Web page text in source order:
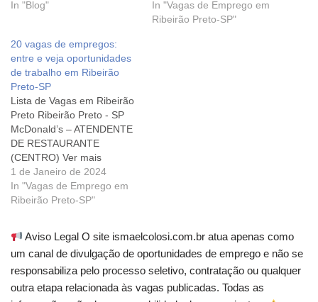
Presencial Período Integral
SP Híbrido Período Integral
1 Vaga Efetivo – CLT 05 abr
Pentester Ribeirão Preto…
In "Blog"
VIGILANTE Ver mais
Ribeirão Preto - SP
In "Vagas de Emprego em
Ribeirão Preto-SP"
20 vagas de empregos:
entre e veja oportunidades
de trabalho em Ribeirão
Preto-SP
Lista de Vagas em Ribeirão
Preto Ribeirão Preto - SP
McDonald’s – ATENDENTE
DE RESTAURANTE
(CENTRO) Ver mais
Ribeirão Preto - SP
Kalunga: Auxiliar de Loja –
Novo Shopping Ver mais
Shopping Ver mais Ribeirão
Preto - SP Consultor
Pedagógico Ver mais…
1 de Janeiro de 2024
In "Vagas de Emprego em
Ribeirão Preto-SP"
Aviso Legal O site ismaelcolosi.com.br atua apenas como
um canal de divulgação de oportunidades de emprego e não se
responsabiliza pelo processo seletivo, contratação ou qualquer
outra etapa relacionada às vagas publicadas. Todas as